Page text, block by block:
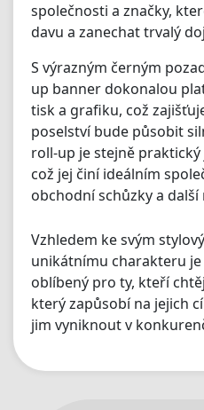
společnosti a značky,
davu a zanechat trvalý
S výrazným černým
up banner dokonalou
tisk a grafiku, což
poselství bude působit
roll-up je stejně
což jej činí ideálním
obchodní schůzky a
Vzhledem ke svým
unikátnímu charakteru
oblíbený pro ty, kteří
který zapůsobí na jejich
jim vyniknout v